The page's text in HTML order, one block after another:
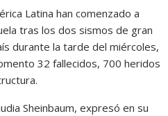
Latina han comenzado a
tras los dos sismos de gran
durante la tarde del miércoles,
32 fallecidos, 700 heridos
Sheinbaum, expresó en su